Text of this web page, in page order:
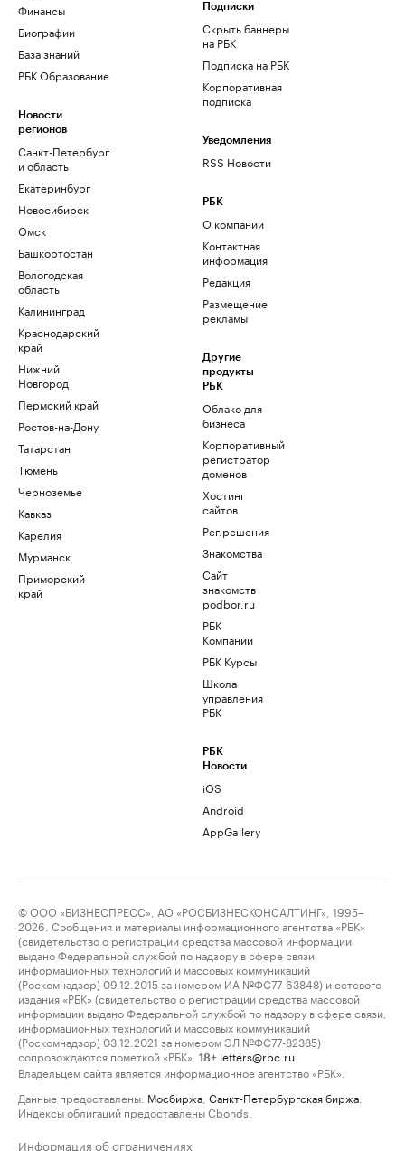
Финансы
Биографии
База знаний
РБК Образование
Новости
регионов
Санкт-Петербург
и область
Екатеринбург
Новосибирск
Омск
Башкортостан
Вологодская
область
Калининград
Краснодарский
край
Нижний
Новгород
Пермский край
Ростов-на-Дону
Татарстан
Тюмень
Черноземье
Кавказ
Карелия
Мурманск
Приморский
край
Подписки
Скрыть баннеры
на РБК
Подписка на РБК
Корпоративная
подписка
Уведомления
RSS Новости
РБК
О компании
Контактная
информация
Редакция
Размещение
рекламы
Другие
продукты
РБК
Облако для
бизнеса
Корпоративный
регистратор
доменов
Хостинг
сайтов
Рег.решения
Знакомства
Сайт
знакомств
podbor.ru
РБК
Компании
РБК Курсы
Школа
управления
РБК
РБК
Новости
iOS
Android
AppGallery
© ООО «БИЗНЕСПРЕСС», АО «РОСБИЗНЕСКОНСАЛТИНГ», 1995–
2026. Сообщения и материалы информационного агентства «РБК»
(свидетельство о регистрации средства массовой информации
выдано Федеральной службой по надзору в сфере связи,
информационных технологий и массовых коммуникаций
(Роскомнадзор) 09.12.2015 за номером ИА №ФС77-63848) и сетевого
издания «РБК» (свидетельство о регистрации средства массовой
информации выдано Федеральной службой по надзору в сфере связи,
информационных технологий и массовых коммуникаций
(Роскомнадзор) 03.12.2021 за номером ЭЛ №ФС77-82385)
сопровождаются пометкой «РБК».
18+ letters@rbc.ru
Владельцем сайта является информационное агентство «РБК».
Данные предоставлены: Мосбиржа Санкт-Петербургская биржа
Индексы облигаций предоставлены Cbonds.
Информация об ограничениях